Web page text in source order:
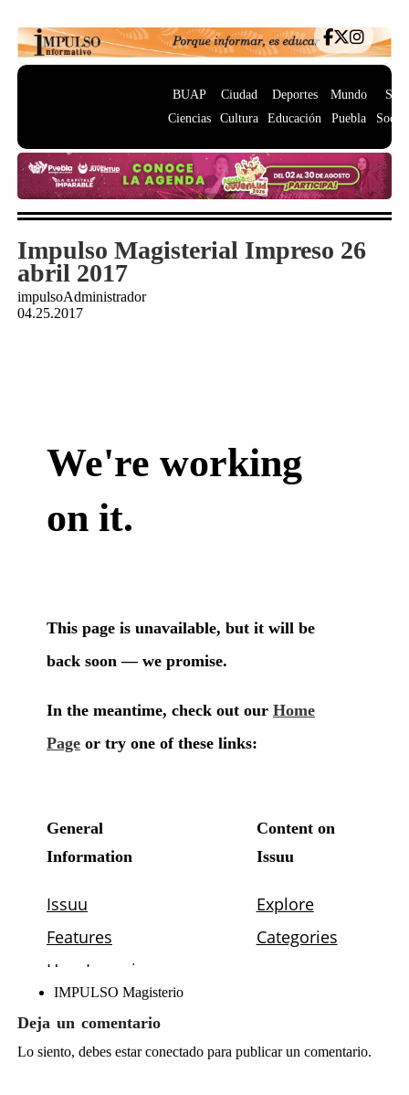
BUAP
Ciencias
Ciudad
Cultura
Deportes
Educación
Mundo
Puebla
Impulso Magisterial Impreso 26
abril 2017
impulsoAdministrador
04.25.2017
IMPULSO Magisterio
Deja un comentario
Lo siento, debes estarconectadopara publicar un comentario.